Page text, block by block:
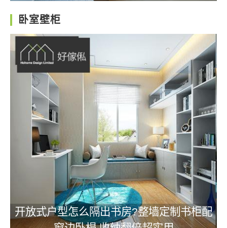
卧室壁柜
开放式户型怎么隔出书房?整墙定制书柜配